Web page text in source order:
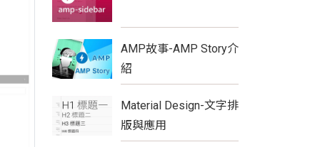
AMP故事-AMP Story介
紹
Material Design-文字排
版與應用